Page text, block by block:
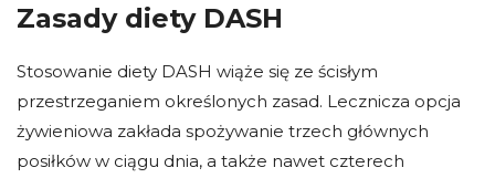
Zasady diety DASH
Stosowanie diety DASH wiąże się ze ścisłym
przestrzeganiem określonych zasad. Lecznicza opcja
żywieniowa zakłada spożywanie trzech głównych
posiłków w ciągu dnia, a także nawet czterech